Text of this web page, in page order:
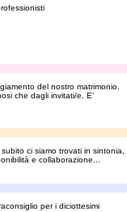
del nostro matrimonio.
che dagli invitati/e. E’
ci siamo trovati in sintonia,
e collaborazione...
per i diciottesimi